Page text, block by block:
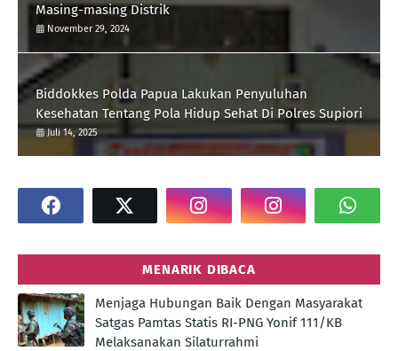
Masing-masing Distrik
November 29, 2024
Biddokkes Polda Papua Lakukan Penyuluhan
Kesehatan Tentang Pola Hidup Sehat Di Polres Supiori
Juli 14, 2025
MENARIK DIBACA
Menjaga Hubungan Baik Dengan Masyarakat
Satgas Pamtas Statis RI-PNG Yonif 111/KB
Melaksanakan Silaturrahmi